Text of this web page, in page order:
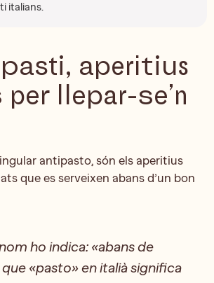
italians.
aperitius
llepar-se’n
antipasto, són els aperitius
que es serveixen abans d’un bon
ho indica: «abans de
que «pasto» en italià significa